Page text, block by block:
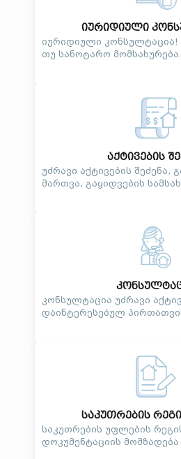
იურიდიული
იურიდიული კონსულტაცია!
თუ სანოტარო მომსახურება.
აქტივების
უძრავი აქტივების შეძენა,
მართვა, გაყიდვების
კონსულტაცია უძრავი
დაინტერესებულ
საკუთრების
საკუთრების უფლების
დოკუმენტაციის მომზადება